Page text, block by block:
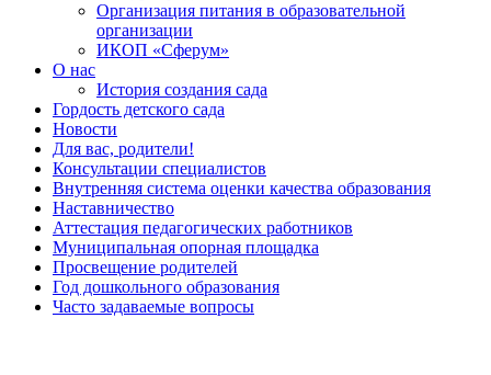
Организация питания в образовательной
организации
ИКОП «Сферум»
О нас
История создания сада
Гордость детского сада
Новости
Для вас, родители!
Консультации специалистов
Внутренняя система оценки качества образования
Наставничество
Аттестация педагогических работников
Муниципальная опорная площадка
Просвещение родителей
Год дошкольного образования
Часто задаваемые вопросы